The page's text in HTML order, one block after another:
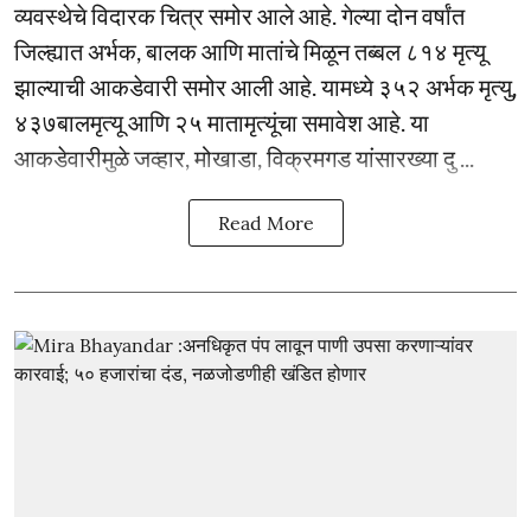
व्यवस्थेचे विदारक चित्र समोर आले आहे. गेल्या दोन वर्षांत
जिल्ह्यात अर्भक, बालक आणि मातांचे मिळून तब्बल ८१४ मृत्यू
झाल्याची आकडेवारी समोर आली आहे. यामध्ये ३५२ अर्भक मृत्यु,
४३७बालमृत्यू आणि २५ मातामृत्यूंचा समावेश आहे. या
आकडेवारीमुळे जव्हार, मोखाडा, विक्रमगड यांसारख्या दु ...
Read More